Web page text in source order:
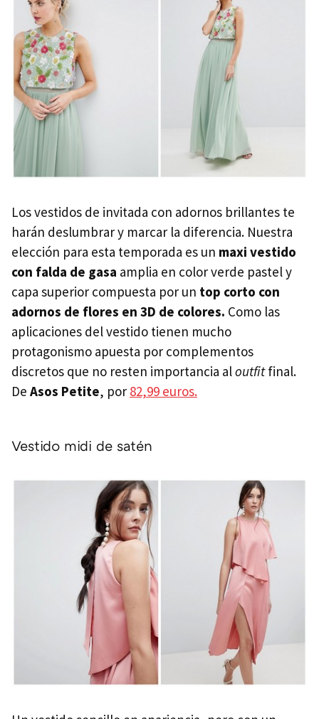
Los vestidos de invitada con adornos brillantes te
harán deslumbrar y marcar la diferencia. Nuestra
elección para esta temporada es un maxi vestido
con falda de gasa amplia en color verde pastel y
capa superior compuesta por un top corto con
adornos de flores en 3D de colores. Como las
aplicaciones del vestido tienen mucho
protagonismo apuesta por complementos
discretos que no resten importancia aloutfitfinal.
De Asos Petite, por 82,99 euros.
Vestido midi de satén